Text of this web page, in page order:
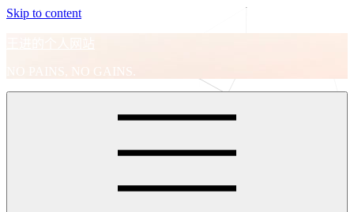
Skip to content
王进的个人网站
NO PAINS, NO GAINS.